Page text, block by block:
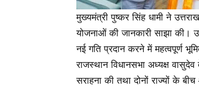
मुख्यमंत्री पुष्कर सिंह धामी ने
योजनाओं की जानकारी साझा की।
नई गति प्रदान करने में महत्वपूर्ण
राजस्थान विधानसभा अध्यक्ष
सराहना की तथा दोनों राज्यों के